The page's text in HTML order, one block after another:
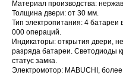
Материал производства:
Толщина двери: от 30 мм.
Тип электропитания: 4
000 операций.
Индикаторы: открытия двери,
разряда батареи. Светодиоды
статус замка.
Электромотор: MABUCHI,